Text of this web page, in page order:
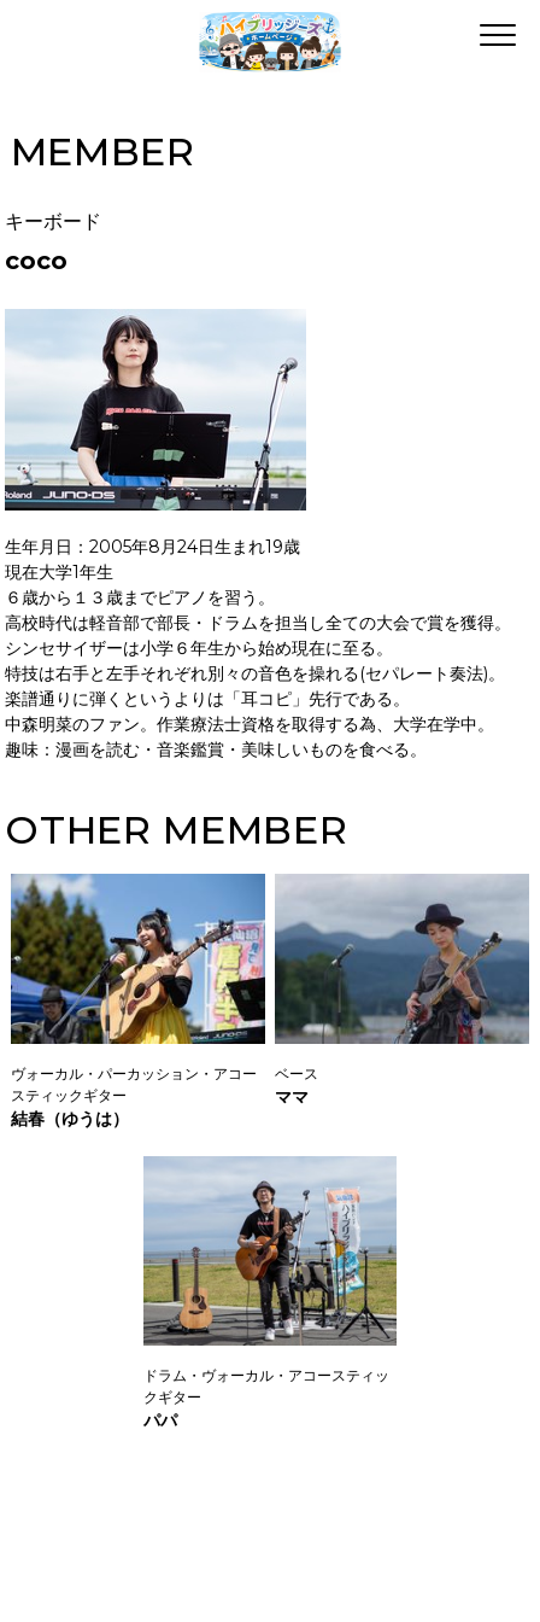
MEMBER
キーボード
coco
生年月日：2005年8月24日生まれ19歳
現在大学1年生
６歳から１３歳までピアノを習う。
高校時代は軽音部で部長・ドラムを担当し全ての大会で賞を獲得。
シンセサイザーは小学６年生から始め現在に至る。
特技は右手と左手それぞれ別々の音色を操れる(セパレート奏法)。
楽譜通りに弾くというよりは「耳コピ」先行である。
中森明菜のファン。作業療法士資格を取得する為、大学在学中。
趣味：漫画を読む・音楽鑑賞・美味しいものを食べる。
OTHER MEMBER
ヴォーカル・パーカッション・アコー
スティックギター
結春（ゆうは）
ベース
ママ
ドラム・ヴォーカル・アコースティッ
クギター
パパ